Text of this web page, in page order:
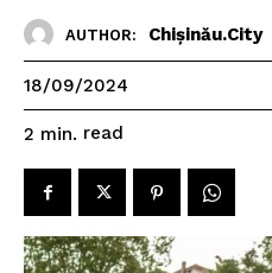
AUTHOR: Chișinău.City
18/09/2024
2 min. read